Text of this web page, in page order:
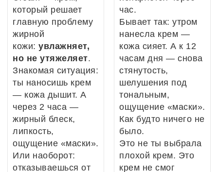
который решает
главную проблему
жирной
кожи: увлажняет,
но не утяжеляет.
Знакомая ситуация:
ты наносишь крем
— кожа дышит. А
через 2 часа —
жирный блеск,
липкость,
ощущение «маски».
Или наоборот:
отказываешься от
час.
Бывает так: утром
нанесла крем —
кожа сияет. А к 12
часам дня — снова
стянутость,
шелушения под
тональным,
ощущение «маски».
Как будто ничего не
было.
Это не ты выбрала
плохой крем. Это
крем не смог